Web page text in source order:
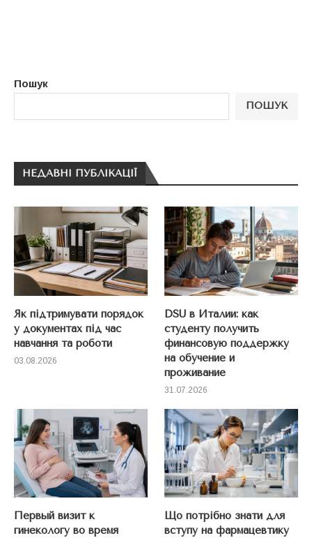
Пошук
ПОШУК
НЕДАВНІ ПУБЛІКАЦІЇ
Як підтримувати порядок
у документах під час
навчання та роботи
03.08.2026
DSU в Италии: как
студенту получить
финансовую поддержку
на обучение и
проживание
31.07.2026
Первый визит к
гинекологу во время
Що потрібно знати для
вступу на фармацевтику